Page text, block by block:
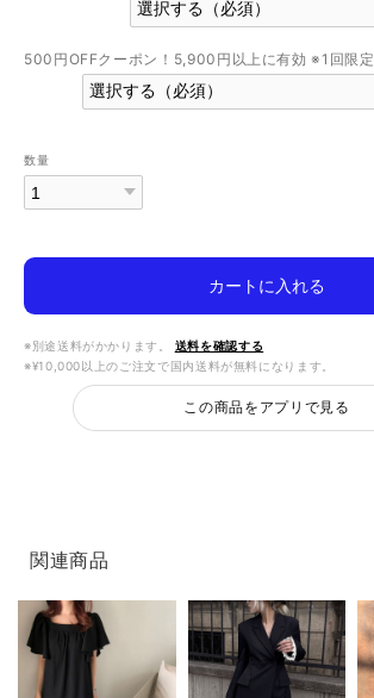
500円OFFクーポン！5,900円以上に有効 ※1回限定
数量
カートに入れる
※別途送料がかかります。
送料を確認する
※¥10,000以上のご注文で国内送料が無料になります。
この商品をアプリで見る
関連商品